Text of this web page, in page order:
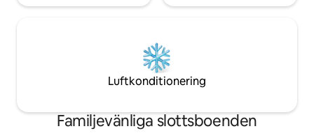
Luftkonditionering
Familjevänliga slottsboenden